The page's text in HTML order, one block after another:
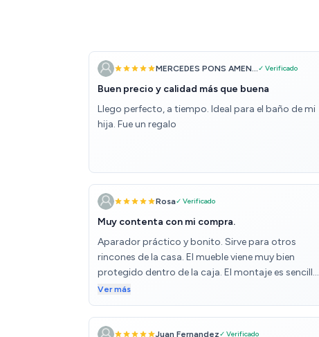
MERCEDES PONS AMEN...✓ Verificado
Buen precio y calidad más que buena
Llego perfecto, a tiempo. Ideal para el baño de mi
hija. Fue un regalo
Rosa✓ Verificado
Muy contenta con mi compra.
Aparador práctico y bonito. Sirve para otros
rincones de la casa. El mueble viene muy bien
protegido dentro de la caja. El montaje es sencillo.
Entrega rápida.
Ver más
Juan Fernandez✓ Verificado